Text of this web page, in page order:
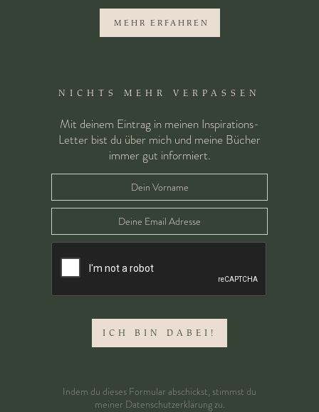
MEHR ERFAHREN
NICHTS MEHR VERPASSEN
Mit deinem Eintrag in meinen Inspirations-
Letter bist du über mich und meine Bücher
immer gut informiert.
Indem du dieses Formular abschickst, stimmst du
meiner Datenschutzerklärungzu.